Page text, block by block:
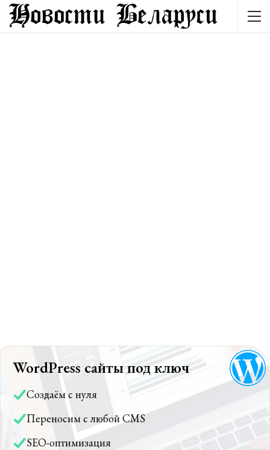
WordPress сайты под ключ
Создаём с нуля
Переносим с любой CMS
SEO-оптимизация